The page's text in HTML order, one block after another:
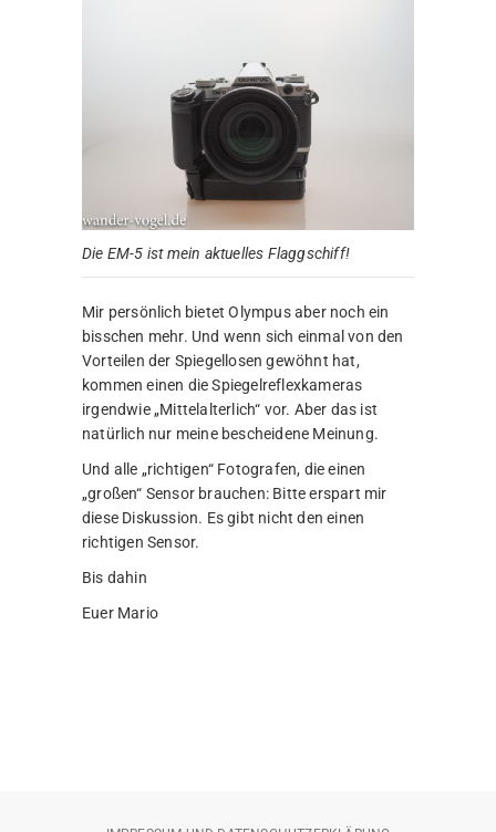
Die EM-5 ist mein aktuelles Flaggschiff!
Mir persönlich bietet Olympus aber noch ein
bisschen mehr. Und wenn sich einmal von den
Vorteilen der Spiegellosen gewöhnt hat,
kommen einen die Spiegelreflexkameras
irgendwie „Mittelalterlich“ vor. Aber das ist
natürlich nur meine bescheidene Meinung.
Und alle „richtigen“ Fotografen, die einen
„großen“ Sensor brauchen: Bitte erspart mir
diese Diskussion. Es gibt nicht den einen
richtigen Sensor.
Bis dahin
Euer Mario